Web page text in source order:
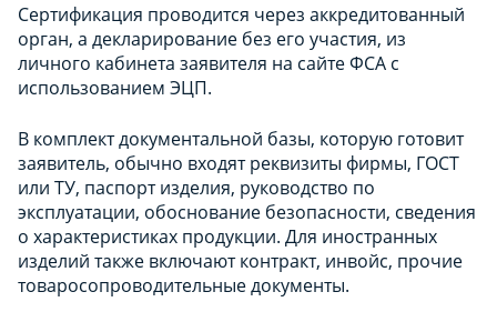
Сертификация проводится через аккредитованный
орган, а декларирование без его участия, из
личного кабинета заявителя на сайте ФСА с
использованием ЭЦП.
В комплект документальной базы, которую готовит
заявитель, обычно входят реквизиты фирмы, ГОСТ
или ТУ, паспорт изделия, руководство по
эксплуатации, обоснование безопасности, сведения
о характеристиках продукции. Для иностранных
изделий также включают контракт, инвойс, прочие
товаросопроводительные документы.